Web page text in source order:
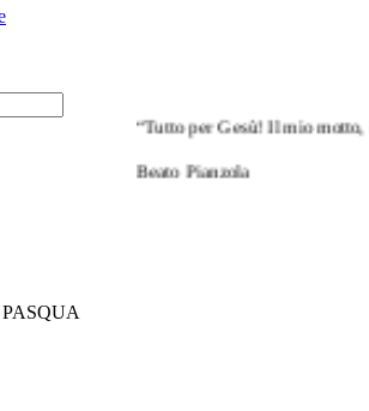
“Tutto per Gesù! Il mio motto,
Beato Pianzola